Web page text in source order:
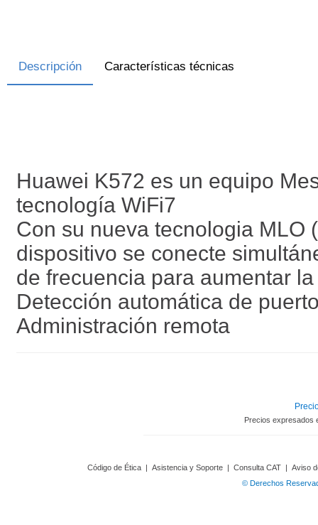
Descripción Características técnicas
Huawei K572 es un equipo
tecnología WiFi7
Con su nueva tecnologia MLO
dispositivo se conecte
de frecuencia para aumentar
Detección automática de
Administración remota
Precios expresados
Código de Ética | Asistencia y Soporte | Consulta CAT | Aviso
© Derechos